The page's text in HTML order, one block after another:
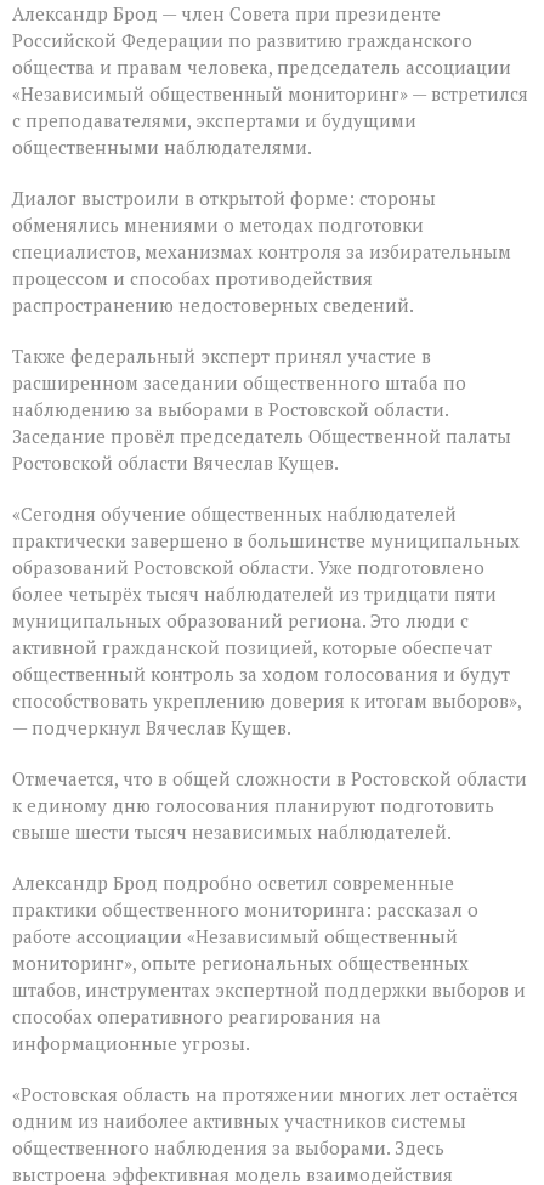
Александр Брод — член Совета при президенте
Российской Федерации по развитию гражданского
общества и правам человека, председатель ассоциации
«Независимый общественный мониторинг» — встретился
с преподавателями, экспертами и будущими
общественными наблюдателями.
Диалог выстроили в открытой форме: стороны
обменялись мнениями о методах подготовки
специалистов, механизмах контроля за избирательным
процессом и способах противодействия
распространению недостоверных сведений.
Также федеральный эксперт принял участие в
расширенном заседании общественного штаба по
наблюдению за выборами в Ростовской области.
Заседание провёл председатель Общественной палаты
Ростовской области Вячеслав Кущев.
«Сегодня обучение общественных наблюдателей
практически завершено в большинстве муниципальных
образований Ростовской области. Уже подготовлено
более четырёх тысяч наблюдателей из тридцати пяти
муниципальных образований региона. Это люди с
активной гражданской позицией, которые обеспечат
общественный контроль за ходом голосования и будут
способствовать укреплению доверия к итогам выборов»,
— подчеркнул Вячеслав Кущев.
Отмечается, что в общей сложности в Ростовской области
к единому дню голосования планируют подготовить
свыше шести тысяч независимых наблюдателей.
Александр Брод подробно осветил современные
практики общественного мониторинга: рассказал о
работе ассоциации «Независимый общественный
мониторинг», опыте региональных общественных
штабов, инструментах экспертной поддержки выборов и
способах оперативного реагирования на
информационные угрозы.
«Ростовская область на протяжении многих лет остаётся
одним из наиболее активных участников системы
общественного наблюдения за выборами. Здесь
выстроена эффективная модель взаимодействия